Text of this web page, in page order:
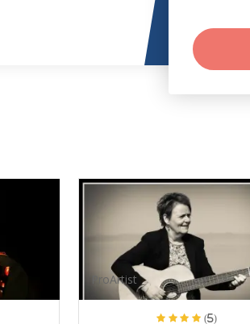
ProArtist
(5)